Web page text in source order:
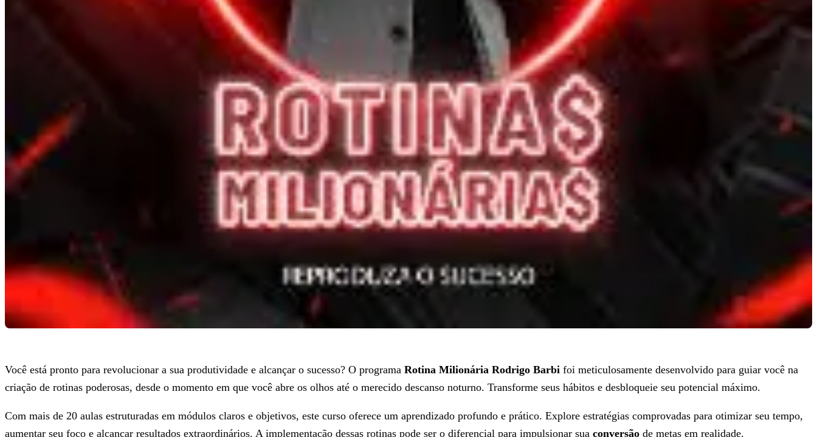
Você está pronto para revolucionar a sua produtividade e alcançar o sucesso? O programa Rotina Milionária Rodrigo Barbi foi meticulosamente desenvolvido para guiar você na
criação de rotinas poderosas, desde o momento em que você abre os olhos até o merecido descanso noturno. Transforme seus hábitos e desbloqueie seu potencial máximo.
Com mais de 20 aulas estruturadas em módulos claros e objetivos, este curso oferece um aprendizado profundo e prático. Explore estratégias comprovadas para otimizar seu tempo,
aumentar seu foco e alcançar resultados extraordinários. A implementação dessas rotinas pode ser o diferencial para impulsionar sua conversão de metas em realidade.